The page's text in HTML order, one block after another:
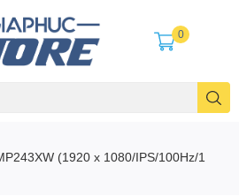
0
(1920 x 1080/IPS/100Hz/1